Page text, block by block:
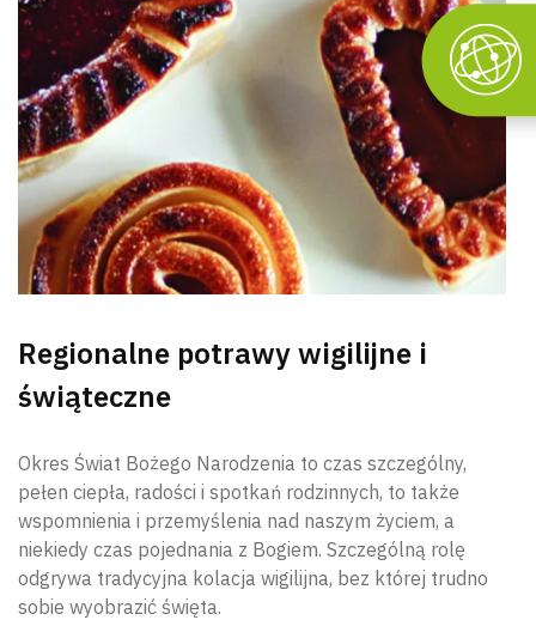
Regionalne potrawy wigilijne i
świąteczne
Okres Świat Bożego Narodzenia to czas szczególny,
pełen ciepła, radości i spotkań rodzinnych, to także
wspomnienia i przemyślenia nad naszym życiem, a
niekiedy czas pojednania z Bogiem. Szczególną rolę
odgrywa tradycyjna kolacja wigilijna, bez której trudno
sobie wyobrazić święta.